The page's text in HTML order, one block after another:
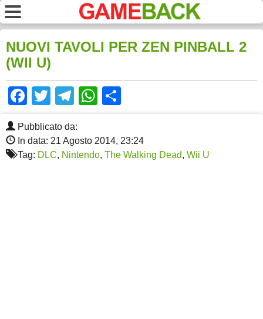
NUOVI TAVOLI PER ZEN PINBALL 2
(WII U)
Facebook
TwitterTelegram
WhatsApp
Pubblicato da:
In data: 21 Agosto 2014, 23:24
Tag: DLC, Nintendo, The Walking Dead, Wii U